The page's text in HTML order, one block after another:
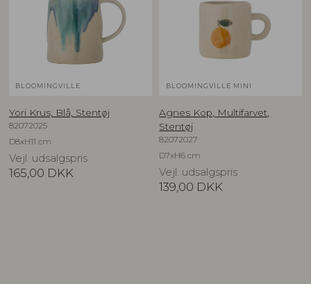
BLOOMINGVILLE
Yori Krus, Blå, Stentøj
82072025
D8xH11 cm
Vejl. udsalgspris
165,00 DKK
BLOOMINGVILLE MINI
Agnes Kop, Multifarvet,
Stentøj
82072027
D7xH6 cm
Vejl. udsalgspris
139,00 DKK